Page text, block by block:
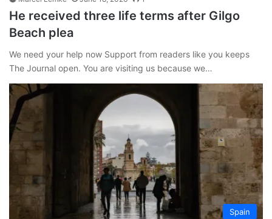
He received three life terms after Gilgo
Beach plea
We need your help now Support from readers like you keeps
The Journal open. You are visiting us because we…
Spain